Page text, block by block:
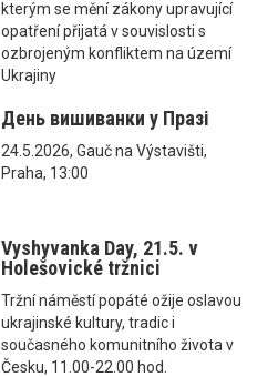
kterým se mění zákony upravující
opatření přijatá v souvislosti s
ozbrojeným konfliktem na území
Ukrajiny
День вишиванки у Празі
24.5.2026, Gauč na Výstavišti,
Praha, 13:00
Vyshyvanka Day, 21.5. v
Holešovické tržnici
Tržní náměstí popáté ožije oslavou
ukrajinské kultury, tradic i
současného komunitního života v
Česku, 11.00-22.00 hod.